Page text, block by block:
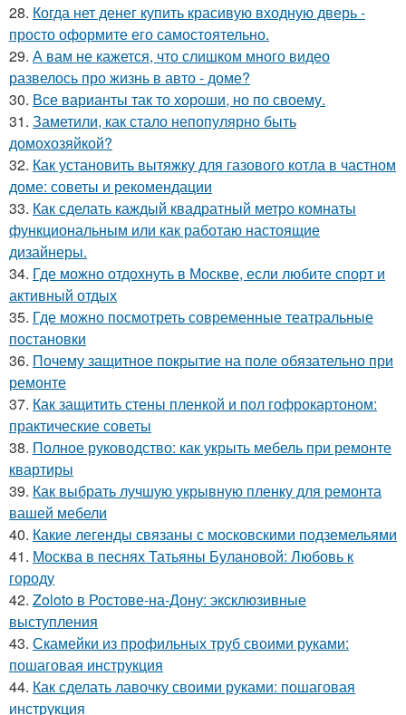
28. Когда нет денег купить красивую входную дверь -
просто оформите его самостоятельно.
29. А вам не кажется, что слишком много видео
развелось про жизнь в авто - доме?
30. Все варианты так то хороши, но по своему.
31. Заметили, как стало непопулярно быть
домохозяйкой?
32. Как установить вытяжку для газового котла в частном
доме: советы и рекомендации
33. Как сделать каждый квадратный метро комнаты
функциональным или как работаю настоящие
дизайнеры.
34. Где можно отдохнуть в Москве, если любите спорт и
активный отдых
35. Где можно посмотреть современные театральные
постановки
36. Почему защитное покрытие на поле обязательно при
ремонте
37. Как защитить стены пленкой и пол гофрокартоном:
практические советы
38. Полное руководство: как укрыть мебель при ремонте
квартиры
39. Как выбрать лучшую укрывную пленку для ремонта
вашей мебели
40. Какие легенды связаны с московскими подземельями
41. Москва в песнях Татьяны Булановой: Любовь к
городу
42. Zoloto в Ростове-на-Дону: эксклюзивные
выступления
43. Скамейки из профильных труб своими руками:
пошаговая инструкция
44. Как сделать лавочку своими руками: пошаговая
инструкция